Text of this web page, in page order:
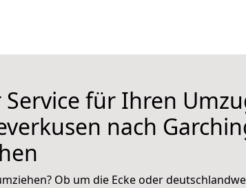
Service für Ihren
nach
Ob um die Ecke oder